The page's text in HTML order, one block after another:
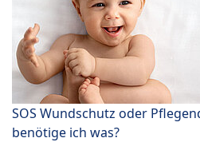
SOS Wundschutz oder
benötige ich was?